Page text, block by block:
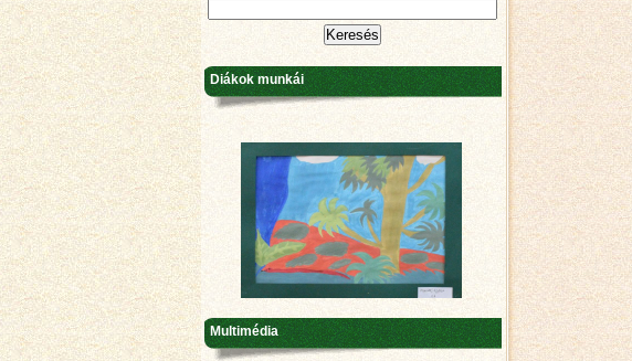
Diákok munkái
Multimédia